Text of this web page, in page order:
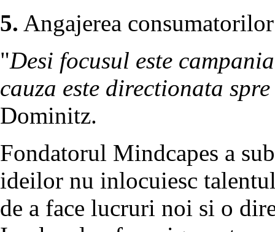
5. Angajerea
"Desi focusul este
cauza este directionata
Dominitz.
Fondatorul Mindcapes a
ideilor nu inlocuiesc
de a face lucruri noi si o